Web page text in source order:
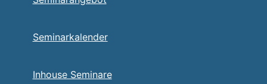
Seminarkalender
Inhouse Seminare